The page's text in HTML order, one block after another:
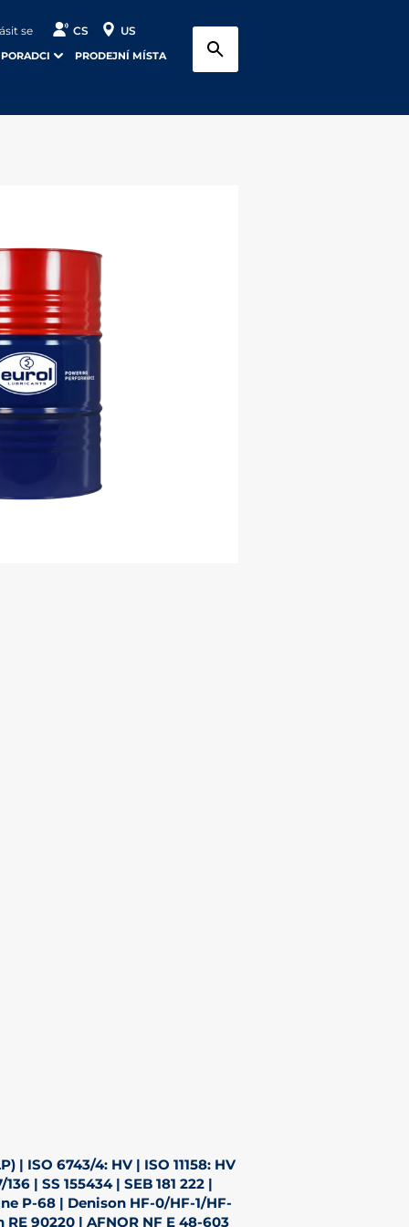
se CS US
PRODEJNÍ MÍSTA
| ISO 6743/4: HV | ISO 11158: HV
| SS 155434 | SEB 181 222 |
P-68 | Denison HF-0/HF-1/HF-
90220 | AFNOR NF E 48-603